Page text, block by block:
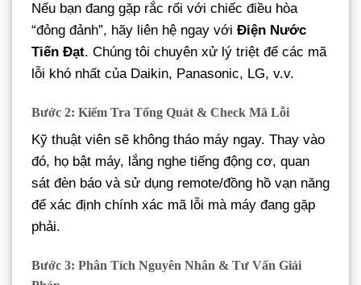
Nếu bạn đang gặp rắc rối với chiếc điều hòa
“đỏng đảnh”, hãy liên hệ ngay với Điện Nước
Tiến Đạt. Chúng tôi chuyên xử lý triệt để các mã
lỗi khó nhất của Daikin, Panasonic, LG, v.v.
Bước 2: Kiểm Tra Tổng Quát & Check Mã Lỗi
Kỹ thuật viên sẽ không tháo máy ngay. Thay vào
đó, họ bật máy, lắng nghe tiếng động cơ, quan
sát đèn báo và sử dụng remote/đồng hồ vạn năng
để xác định chính xác mã lỗi mà máy đang gặp
phải.
Bước 3: Phân Tích Nguyên Nhân & Tư Vấn Giải